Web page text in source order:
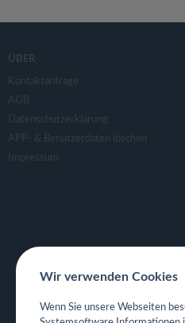
ÜBER
Kontaktanfrage
AGB
Datenschutzerklärung
APP- & Benutzerdaten löschen
Impressum
Wir verwenden Cookies
Wenn Sie unsere Webseiten